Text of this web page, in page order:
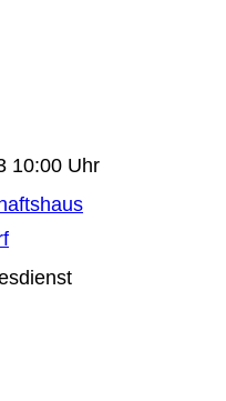
10:00 Uhr